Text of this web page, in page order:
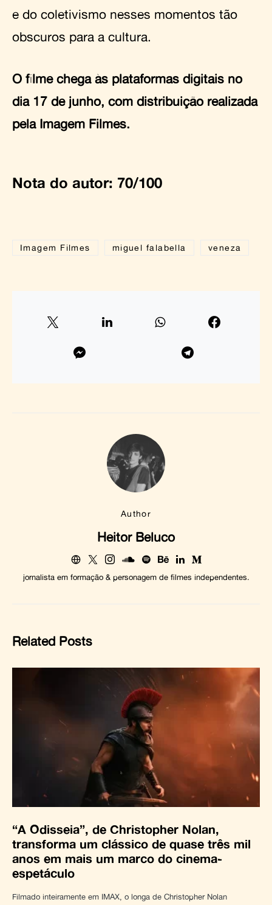
e do coletivismo nesses momentos tão
obscuros para a cultura.
O filme chega às plataformas digitais no
dia 17 de junho, com distribuição realizada
pela Imagem Filmes.
Nota do autor: 70/100
Imagem Filmes miguel falabella veneza
Author
Heitor Beluco
jornalista em formação & personagem de filmes independentes.
Related Posts
“A Odisseia”, de Christopher Nolan,
transforma um clássico de quase três mil
anos em mais um marco do cinema-
espetáculo
Filmado inteiramente em IMAX, o longa de Christopher Nolan